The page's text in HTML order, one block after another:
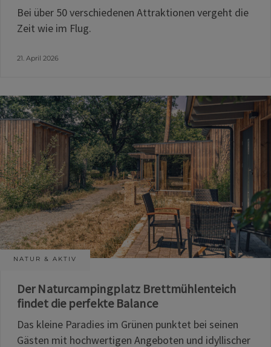
Bei über 50 verschiedenen Attraktionen vergeht die
Zeit wie im Flug.
21. April 2026
NATUR & AKTIV
Der Naturcampingplatz Brettmühlenteich
findet die perfekte Balance
Das kleine Paradies im Grünen punktet bei seinen
Gästen mit hochwertigen Angeboten und idyllischer